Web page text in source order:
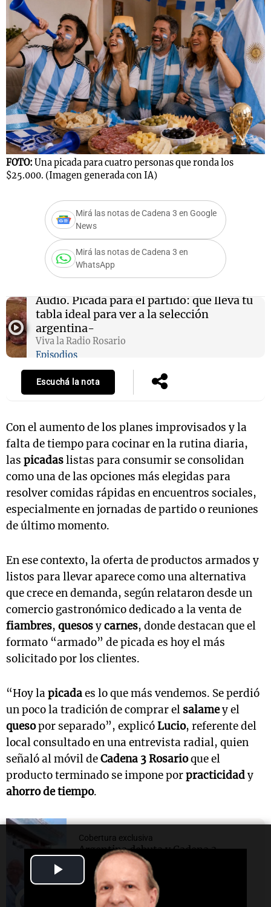
Play
Video
FOTO: Una picada para cuatro personas que ronda los
$25.000. (Imagen generada con IA)
Mirá las notas de Cadena 3 en Google
News
Mirá las notas de Cadena 3 en
WhatsApp
Audio. Picada para el partido: qué lleva tu
tabla ideal para ver a la selección
argentina-
Viva la Radio Rosario
Episodios
Escuchá la nota
Con el aumento de los planes improvisados y la
falta de tiempo para cocinar en la rutina diaria,
las picadaslistas para consumir se consolidan
como una de las opciones más elegidas para
resolver comidas rápidas en encuentros sociales,
especialmente en jornadas de partido o reuniones
de último momento.
En ese contexto, la oferta de productos armados y
listos para llevar aparece como una alternativa
que crece en demanda, según relataron desde un
comercio gastronómico dedicado a la venta de
fiambres, quesosycarnes, donde destacan que el
formato “armado” de picada es hoy el más
solicitado por los clientes.
“Hoy lapicadaes lo que más vendemos. Se perdió
un poco la tradición de comprar el salamey el
quesopor separado”, explicóLucio, referente del
local consultado en una entrevista radial, quien
señaló al móvil deCadena 3 Rosarioque el
producto terminado se impone porpracticidady
ahorro de tiempo.
Cobertura exclusiva
Argentina debuta y Cadena 3
despliega una cobertura
mundialista histórica